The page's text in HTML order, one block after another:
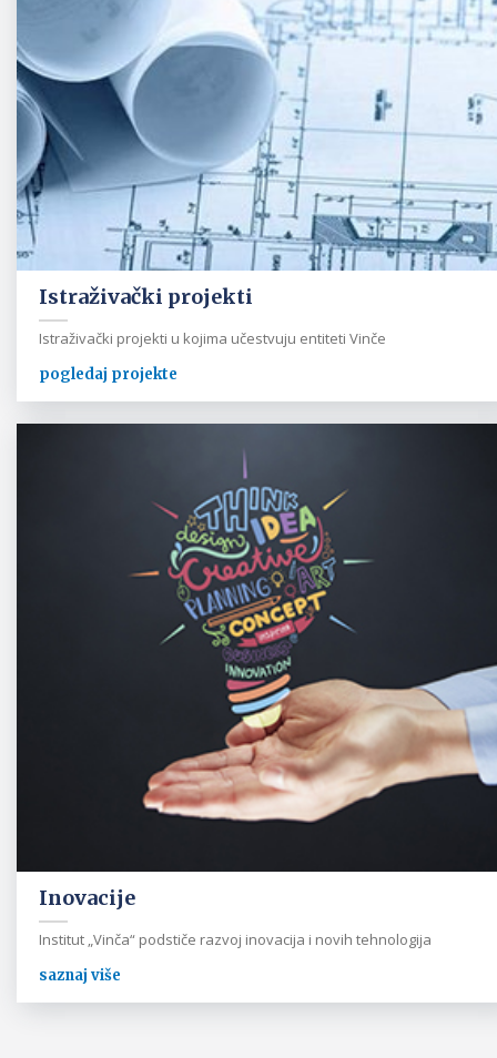
Istraživački projekti
Istraživački projekti u kojima učestvuju entiteti Vinče
pogledaj projekte
Inovacije
Institut „Vinča“ podstiče razvoj inovacija i novih tehnologija
saznaj više